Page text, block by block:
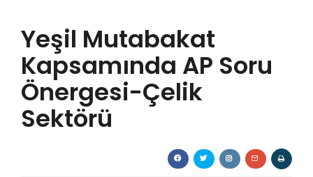
KILAVUZLAR
YAYINLARIMIZ
ENERJİ İZLEME
İLETİŞİM
Yeşil Mutabakat
Kapsamında AP Soru
Önergesi-Çelik
Sektörü